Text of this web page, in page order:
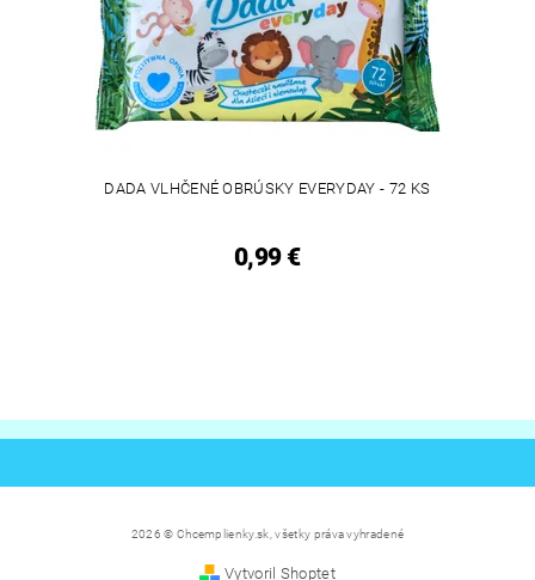
DADA VLHČENÉ OBRÚSKY EVERYDAY - 72 KS
0,99 €
2026 © Chcemplienky.sk, všetky práva vyhradené
Vytvoril Shoptet